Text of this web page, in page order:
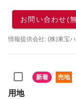
お問い合わせ(
情報提供会社: (株)東宝
新着 売地
用地